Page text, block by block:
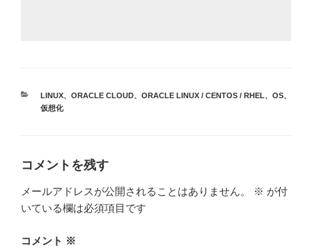
カ
テ
LINUX、 ORACLE CLOUD、 ORACLE LINUX / CENTOS / RHEL、 OS、
仮想化
コメントを残す
メールアドレスが公開されることはありません。 ※ が付
いている欄は必須項目です
コメント ※